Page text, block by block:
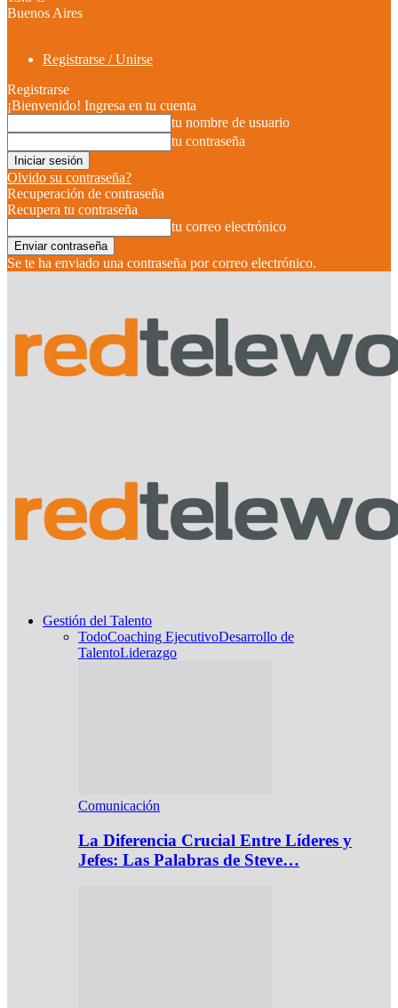
Buenos Aires
Registrarse / Unirse
Registrarse
¡Bienvenido! Ingresa en tu cuenta
tu nombre de usuario
tu contraseña
Olvido su contraseña?
Recuperación de contraseña
Recupera tu contraseña
tu correo electrónico
Se te ha enviado una contraseña por correo electrónico.
Gestión del Talento
TodoCoaching EjecutivoDesarrollo de
TalentoLiderazgo
Comunicación
La Diferencia Crucial Entre Líderes y
Jefes: Las Palabras de Steve…